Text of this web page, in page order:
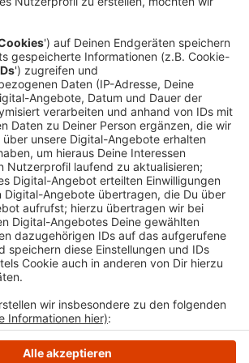
Ende den klaren Sieg. Trainer
sich mit dem Ergebnis sehr
müsse aber am
in Sandersdorf alles daran
heißt es.
24.03.2025 08:04